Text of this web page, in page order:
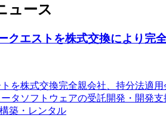
ュース
クエストを株式交換により完
を株式交換完全親会社、持分法適
タソフトウェアの受託開発・開発
築・レンタル